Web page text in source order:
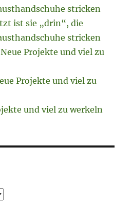
stricken
ist sie „drin“, die
stricken
Neue Projekte und viel zu
Projekte und viel zu
und viel zu werkeln